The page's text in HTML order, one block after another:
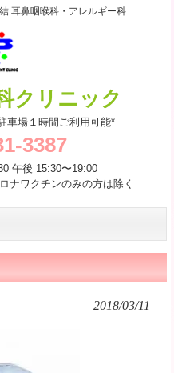
耳鼻咽喉科・アレルギー科
クリニック
車場１時間ご利用可能*
3387
午後 15:30〜19:00
ワクチンのみの方は除く
2018/03/11